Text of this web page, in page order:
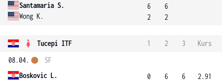
Santamaria S.
Wong K.
6
2
6
2
Tucepi ITF 1 2 3
Kurs
08.04.
Boskovic L.
SF
0
6
6
2.91